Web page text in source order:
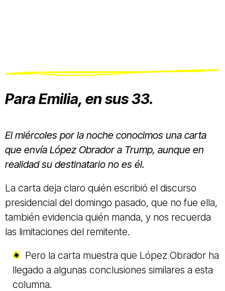
Para Emilia, en sus 33.
El miércoles por la noche conocimos una carta
que envía López Obrador a Trump, aunque en
realidad su destinatario no es él.
La carta deja claro quién escribió el discurso
presidencial del domingo pasado, que no fue ella,
también evidencia quién manda, y nos recuerda
las limitaciones del remitente.
Pero la carta muestra que López Obrador ha
llegado a algunas conclusiones similares a esta
columna.